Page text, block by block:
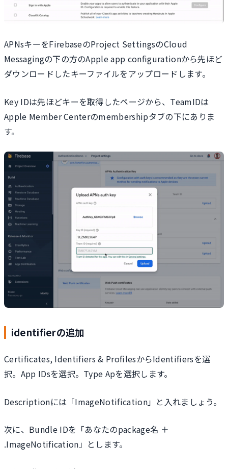
APNsキーをFirebaseのProject SettingsのCloud
Messagingの下の方のApple app configurationから先ほど
ダウンロードしたキーファイルをアップロードします。
Key IDは先ほどキーを取得したページから、TeamIDは
Apple Member Centerのmembershipタブの下にありま
す。
identifierの追加
Certificates, Identifiers & ProfilesからIdentifiersを選
択。App IDsを選択。Type Apを選択します。
Descriptionには「ImageNotification」と入れましょう。
次に、Bundle IDを「あなたのpackage名 ＋
.ImageNotification」とします。